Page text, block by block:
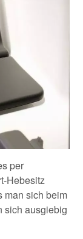
per
Hebesitz
man sich beim
sich ausgiebig